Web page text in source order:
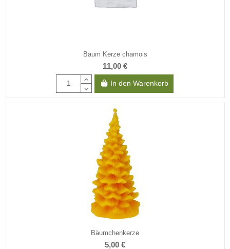
Baum Kerze chamois
11,00 €
In den Warenkorb
Bäumchenkerze
5,00 €